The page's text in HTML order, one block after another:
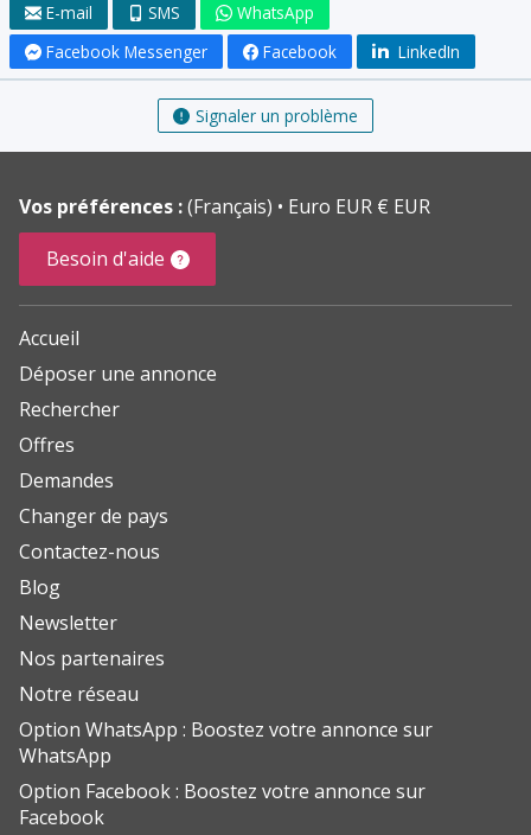
E-mail SMS
WhatsApp
Facebook Messenger
Facebook LinkedIn
Signaler un problème
Vos préférences :(Français)
Euro EUR € EUR
Besoin d'aide
Accueil
Déposer une annonce
Rechercher
Offres
Demandes
Changer de pays
Contactez-nous
Blog
Newsletter
Nos partenaires
Notre réseau
Option WhatsApp : Boostez votre annonce sur
WhatsApp
Option Facebook : Boostez votre annonce sur
Facebook